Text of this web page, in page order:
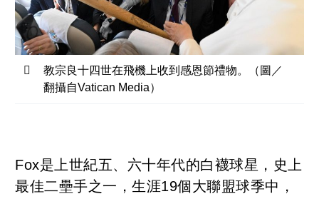
教宗良十四世在飛機上收到感恩節禮物。（圖／
翻攝自Vatican Media）
Fox是上世紀五、六十年代的白襪球星，史上
最佳二壘手之一，生涯19個大聯盟球季中，